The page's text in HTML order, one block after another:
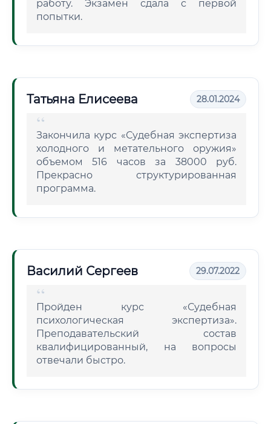
работу. Экзамен сдала с первой
попытки.
Татьяна Елисеева 28.01.2024
Закончила курс «Судебная экспертиза
холодного и метательного оружия»
объемом 516 часов за 38000 руб.
Прекрасно структурированная
программа.
Василий Сергеев 29.07.2022
Пройден курс «Судебная
психологическая экспертиза».
Преподавательский состав
квалифицированный, на вопросы
отвечали быстро.